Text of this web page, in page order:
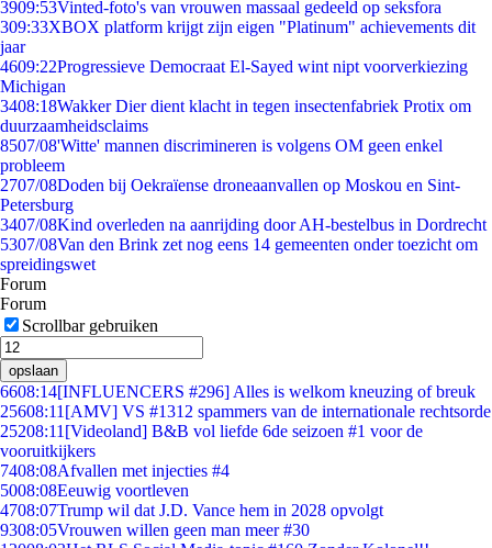
3909:53Vinted-foto's van vrouwen massaal gedeeld op seksfora
309:33XBOX platform krijgt zijn eigen "Platinum" achievements dit
jaar
4609:22Progressieve Democraat El-Sayed wint nipt voorverkiezing
Michigan
3408:18Wakker Dier dient klacht in tegen insectenfabriek Protix om
duurzaamheidsclaims
8507/08'Witte' mannen discrimineren is volgens OM geen enkel
probleem
2707/08Doden bij Oekraïense droneaanvallen op Moskou en Sint-
Petersburg
3407/08Kind overleden na aanrijding door AH-bestelbus in Dordrecht
5307/08Van den Brink zet nog eens 14 gemeenten onder toezicht om
spreidingswet
Forum
Forum
Scrollbar gebruiken
opslaan
6608:14[INFLUENCERS #296] Alles is welkom kneuzing of breuk
25608:11 [AMV] VS #1312 spammers van de internationale rechtsorde
25208:11 [Videoland] B&B vol liefde 6de seizoen #1 voor de
vooruitkijkers
7408:08Afvallen met injecties #4
5008:08Eeuwig voortleven
4708:07Trump wil dat J.D. Vance hem in 2028 opvolgt
9308:05Vrouwen willen geen man meer #30